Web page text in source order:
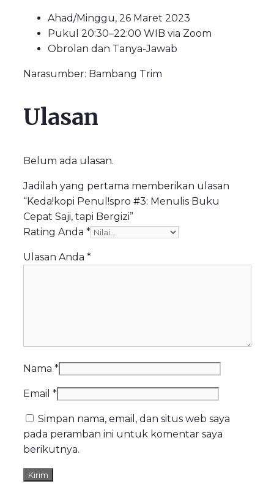
Ahad/Minggu, 26 Maret 2023
Pukul 20:30–22:00 WIB via Zoom
Obrolan dan Tanya-Jawab
Narasumber: Bambang Trim
Ulasan
Belum ada ulasan.
Jadilah yang pertama memberikan ulasan
“Keda!kopi Penul!spro #3: Menulis Buku
Cepat Saji, tapi Bergizi”
Rating Anda *
Ulasan Anda *
Nama *
Email *
Simpan nama, email, dan situs web saya
pada peramban ini untuk komentar saya
berikutnya.